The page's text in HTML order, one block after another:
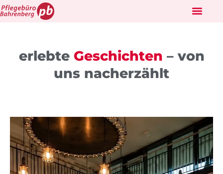
Skip
to
erlebte Geschichten – von
uns nacherzählt